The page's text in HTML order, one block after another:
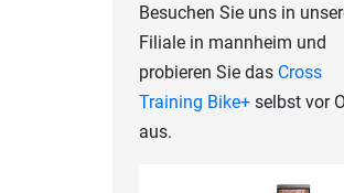
Besuchen Sie uns in
Filiale in mannheim und
probieren Sie das Cross
Training Bike+ selbst vor
aus.